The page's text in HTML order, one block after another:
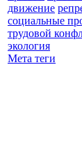
движение
социальные
трудовой
экология
Мета теги